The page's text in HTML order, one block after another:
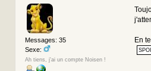
Messages: 35
Sexe:
Ah tiens, j'ai un compte Noisen !
En